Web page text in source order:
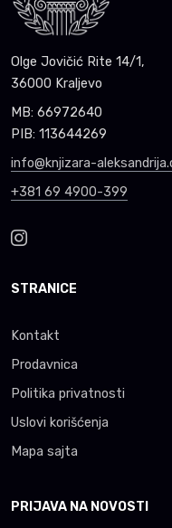
Olge Jovičić Rite 14/1,
36000 Kraljevo
MB: 66972640
PIB: 113644269
info@knjizara-
+381 69 4900-399
STRANICE
Kontakt
Prodavnica
Politika privatnosti
Uslovi korišćenja
Mapa sajta
PRIJAVA NA NOVOSTI